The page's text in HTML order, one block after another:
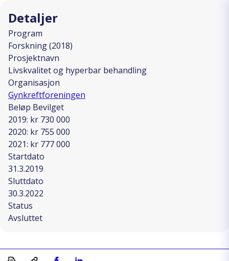
Detaljer
Program
Forskning (2018)
Prosjektnavn
Livskvalitet og hyperbar behandling
Organisasjon
Gynkreftforeningen
Beløp Bevilget
2019: kr 730 000
2020: kr 755 000
2021: kr 777 000
Startdato
31.3.2019
Sluttdato
30.3.2022
Status
Avsluttet
Skriv ut Kopiera länkDel på Facebook
Del på Linkedin